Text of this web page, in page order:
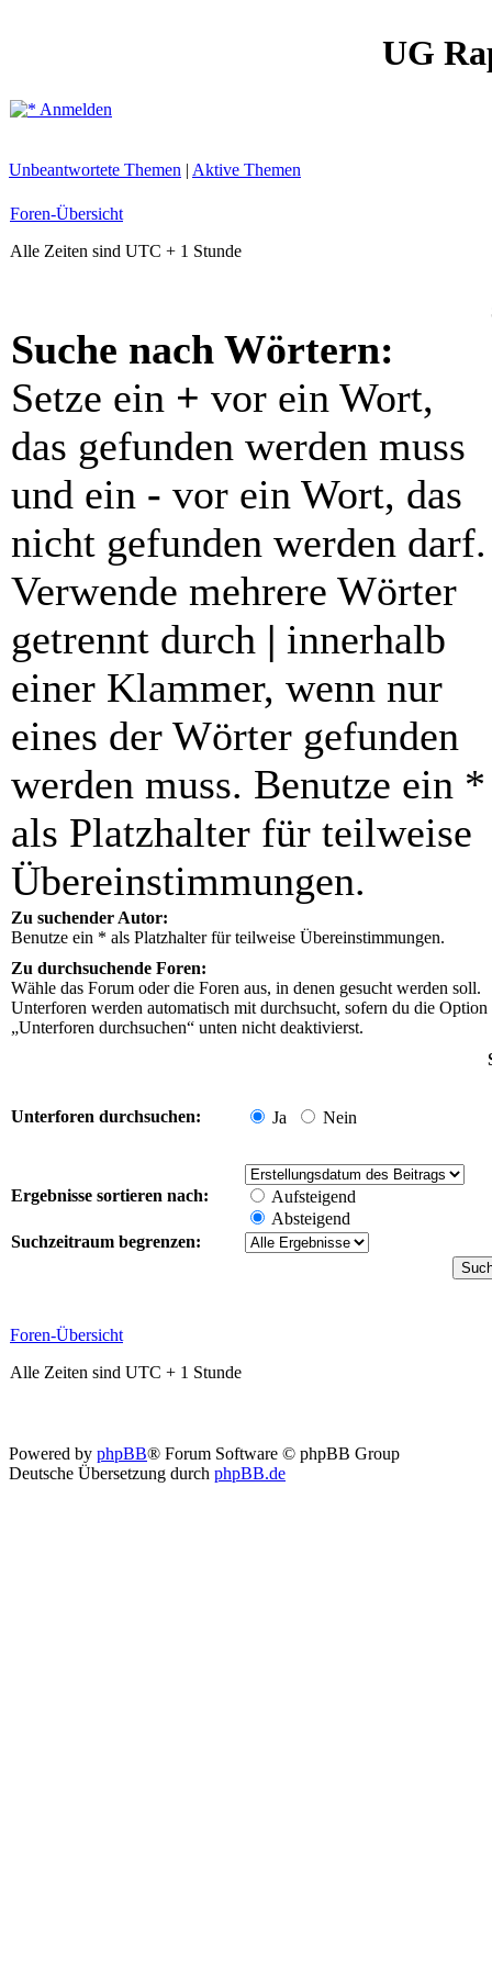
UG
Anmelden
Unbeantwortete Themen | Aktive Themen
Foren-Übersicht
Alle Zeiten sind UTC + 1 Stunde
Suche nach Wörtern:
Setze ein + vor ein Wort,
das gefunden werden muss
und ein - vor ein Wort, das
nicht gefunden werden darf.
Verwende mehrere Wörter
getrennt durch | innerhalb
einer Klammer, wenn nur
eines der Wörter gefunden
werden muss. Benutze ein *
als Platzhalter für teilweise
Übereinstimmungen.
Zu suchender Autor:
Benutze ein * als Platzhalter für teilweise Übereinstimmungen.
Zu durchsuchende Foren:
Wähle das Forum oder die Foren aus, in denen gesucht werden soll.
Unterforen werden automatisch mit durchsucht, sofern du die Option
„Unterforen durchsuchen“ unten nicht deaktivierst.
Unterforen durchsuchen: Ja Nein
Ergebnisse sortieren nach:
Aufsteigend
Absteigend
Suchzeitraum begrenzen:
Foren-Übersicht
Alle Zeiten sind UTC + 1 Stunde
Powered by phpBB® Forum Software © phpBB Group
Deutsche Übersetzung durch phpBB.de